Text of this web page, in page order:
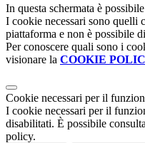
In questa schermata è
I cookie necessari sono quelli
piattaforma e non è possibile
Per conoscere quali sono i
visionare la COOKIE
Cookie necessari per il
I cookie necessari per il
disabilitati. È possibile
policy.